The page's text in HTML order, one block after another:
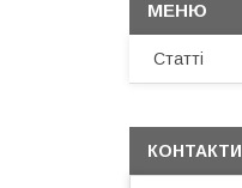
Статті
КОНТАКТИ